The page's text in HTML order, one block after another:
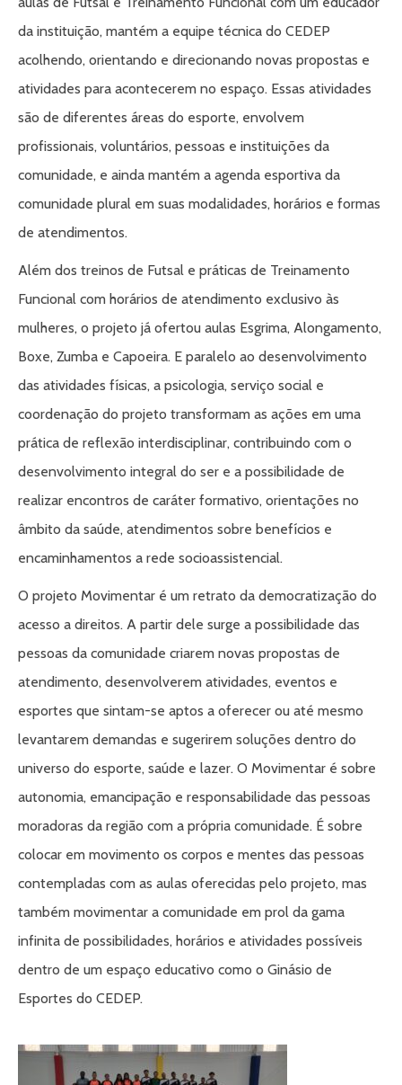
da instituição, mantém a equipe técnica do CEDEP
acolhendo, orientando e direcionando novas propostas e
atividades para acontecerem no espaço. Essas atividades
são de diferentes áreas do esporte, envolvem
profissionais, voluntários, pessoas e instituições da
comunidade, e ainda mantém a agenda esportiva da
comunidade plural em suas modalidades, horários e formas
de atendimentos.
Além dos treinos de Futsal e práticas de Treinamento
Funcional com horários de atendimento exclusivo às
mulheres, o projeto já ofertou aulas Esgrima, Alongamento,
Boxe, Zumba e Capoeira. E paralelo ao desenvolvimento
das atividades físicas, a psicologia, serviço social e
coordenação do projeto transformam as ações em uma
prática de reflexão interdisciplinar, contribuindo com o
desenvolvimento integral do ser e a possibilidade de
realizar encontros de caráter formativo, orientações no
âmbito da saúde, atendimentos sobre benefícios e
encaminhamentos a rede socioassistencial.
O projeto Movimentar é um retrato da democratização do
acesso a direitos. A partir dele surge a possibilidade das
pessoas da comunidade criarem novas propostas de
atendimento, desenvolverem atividades, eventos e
esportes que sintam-se aptos a oferecer ou até mesmo
levantarem demandas e sugerirem soluções dentro do
universo do esporte, saúde e lazer. O Movimentar é sobre
autonomia, emancipação e responsabilidade das pessoas
moradoras da região com a própria comunidade. É sobre
colocar em movimento os corpos e mentes das pessoas
contempladas com as aulas oferecidas pelo projeto, mas
também movimentar a comunidade em prol da gama
infinita de possibilidades, horários e atividades possíveis
dentro de um espaço educativo como o Ginásio de
Esportes do CEDEP.